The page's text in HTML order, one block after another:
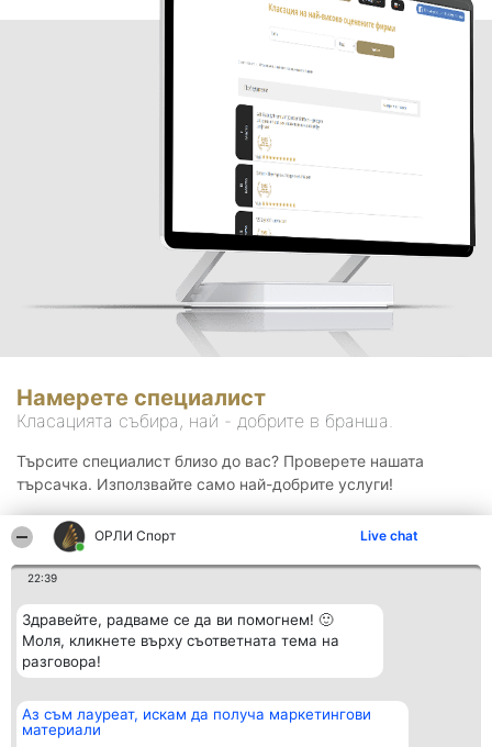
ОРЛИ Спорт Live chat
22:39
Здравейте, радваме се да ви помогнем! 🙂
Моля, кликнете върху съответната тема на
разговора!
Аз съм лауреат, искам да получа маркетингови
материали
Намерете специалист
Класацията събира, най - добрите в бранша.
Търсите специалист близо до вас? Проверете нашата
търсачка. Използвайте само най-добрите услуги!
Организатор на
класиране
Класация Контакти